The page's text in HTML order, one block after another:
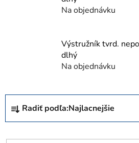
Na objednávku
Výstružník tvrd.
dlhý
Na objednávku
R
d
Radiť podľa:Najlacnejšie